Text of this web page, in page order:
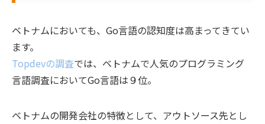
ベトナムにおいても、Go言語の認知度は高まってきてい
ます。
Topdevの調査では、 ベトナムで人気のプログラミング
言語調査においてGo言語は９位。
ベトナムの開発会社の特徴として、アウトソース先とし